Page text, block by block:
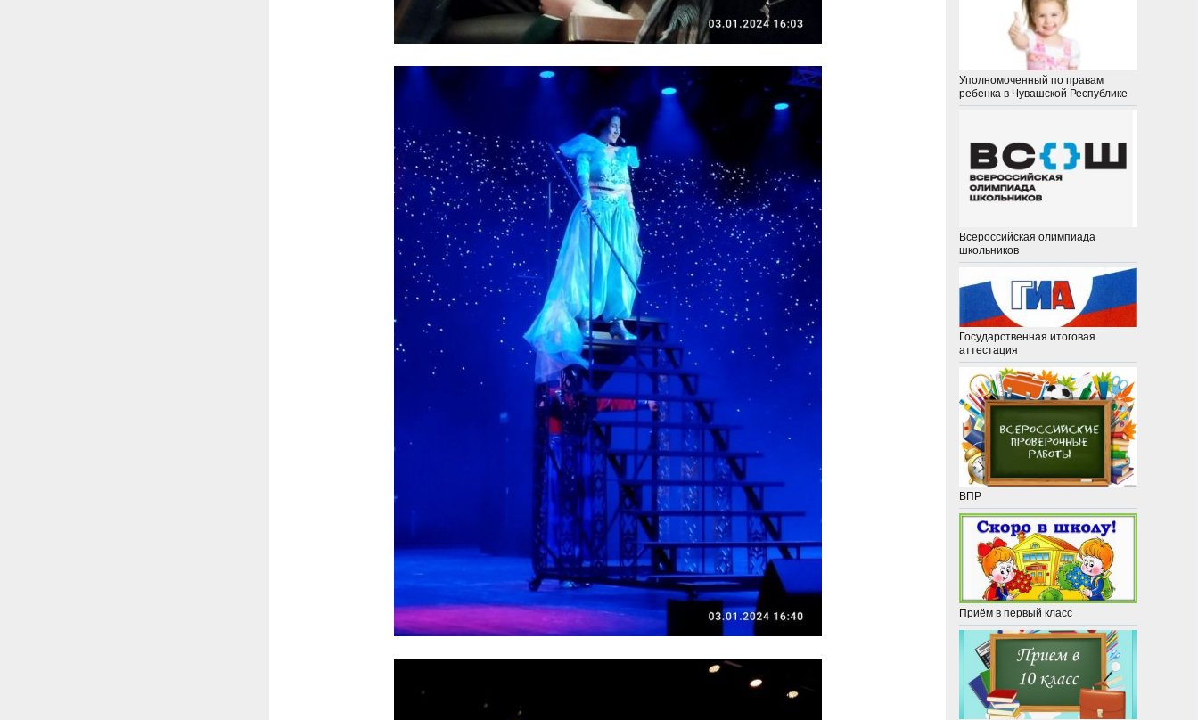
Уполномоченный по правам
ребенка в Чувашской Республике
Всероссийская олимпиада
школьников
Государственная итоговая
аттестация
ВПР
Приём в первый класс